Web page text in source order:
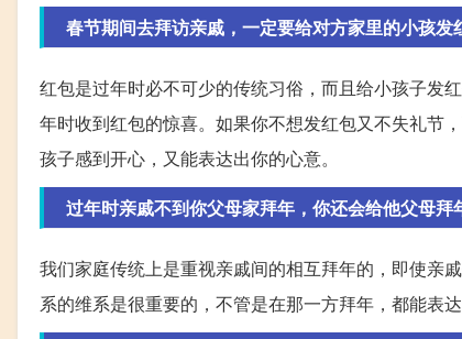
春节期间去拜访亲戚，一定要给对方家里的小孩
红包是过年时必不可少的传统习俗，而且给小孩子发
年时收到红包的惊喜。如果你不想发红包又不失礼节
孩子感到开心，又能表达出你的心意。
过年时亲戚不到你父母家拜年，你还会给他父母拜
我们家庭传统上是重视亲戚间的相互拜年的，即使亲
系的维系是很重要的，不管是在那一方拜年，都能表